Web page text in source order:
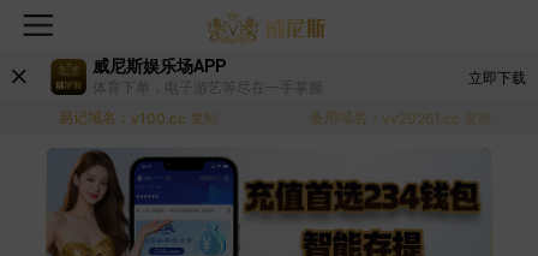
威尼斯娱乐场APP
体育下单，电子游艺等尽在一手掌握
立即下载
易记域名： v100.cc 复制 备用域名： vv20261.cc 复制